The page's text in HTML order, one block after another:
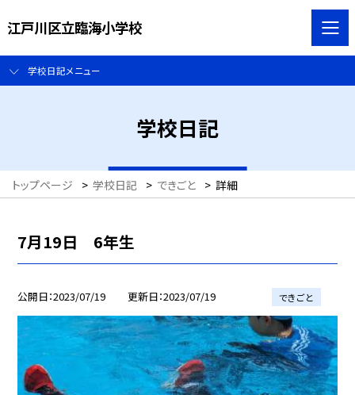
江戸川区立臨海小学校
学校日記メニュー
学校日記
トップページ > 学校日記 > できごと > 詳細
7月19日 6年生
公開日 2023/07/19 更新日 2023/07/19 できごと